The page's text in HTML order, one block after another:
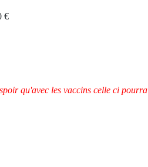
€
qu'avec les vaccins celle ci pourra